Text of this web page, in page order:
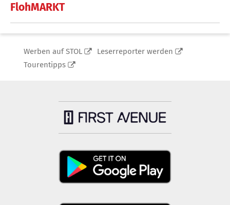
FlohMARKT
Werben auf STOL
Leserreporter werden
Tourentipps